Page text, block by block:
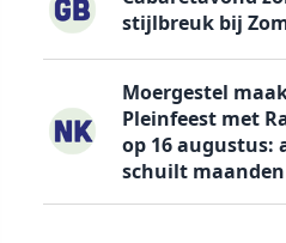
stijlbreuk bij
Moergestel
Pleinfeest met
op 16 augustus:
schuilt